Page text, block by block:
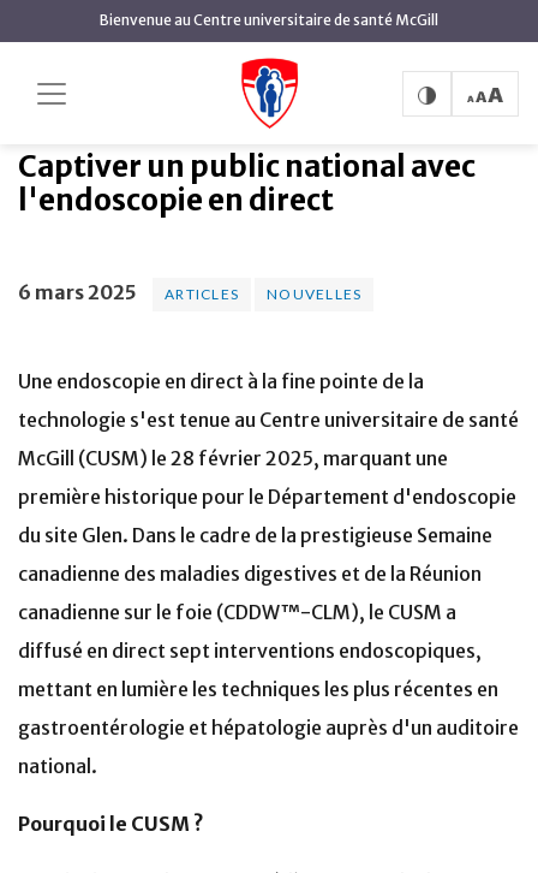
principal
Bienvenue au Centre universitaire de santé McGill
Articles
Captiver un public national
avec l'endoscopie en direct
Captiver un public national avec
l'endoscopie en direct
6 mars 2025 ARTICLES NOUVELLES
Une endoscopie en direct à la fine pointe de la
technologie s'est tenue au Centre universitaire de santé
McGill (CUSM) le 28 février 2025, marquant une
première historique pour le Département d'endoscopie
du site Glen. Dans le cadre de la prestigieuse Semaine
canadienne des maladies digestives et de la Réunion
canadienne sur le foie (CDDW™-CLM), le CUSM a
diffusé en direct sept interventions endoscopiques,
mettant en lumière les techniques les plus récentes en
gastroentérologie et hépatologie auprès d'un auditoire
national.
Pourquoi le CUSM ?